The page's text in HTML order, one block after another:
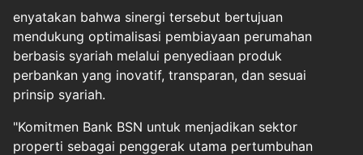
enyatakan bahwa sinergi tersebut bertujuan
mendukung optimalisasi pembiayaan perumahan
berbasis syariah melalui penyediaan produk
perbankan yang inovatif, transparan, dan sesuai
prinsip syariah.
"Komitmen Bank BSN untuk menjadikan sektor
properti sebagai penggerak utama pertumbuhan